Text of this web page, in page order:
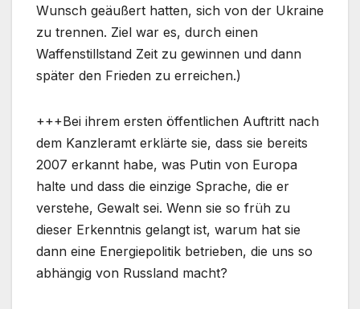
Wunsch geäußert hatten, sich von der Ukraine
zu trennen. Ziel war es, durch einen
Waffenstillstand Zeit zu gewinnen und dann
später den Frieden zu erreichen.)
+++Bei ihrem ersten öffentlichen Auftritt nach
dem Kanzleramt erklärte sie, dass sie bereits
2007 erkannt habe, was Putin von Europa
halte und dass die einzige Sprache, die er
verstehe, Gewalt sei. Wenn sie so früh zu
dieser Erkenntnis gelangt ist, warum hat sie
dann eine Energiepolitik betrieben, die uns so
abhängig von Russland macht?